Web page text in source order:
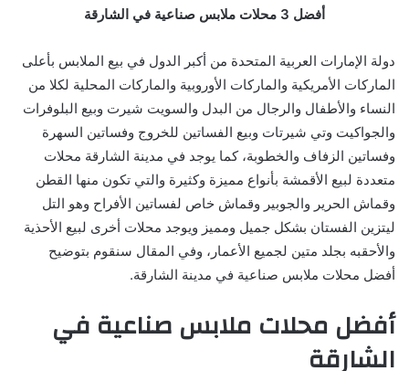
أفضل 3 محلات ملابس صناعية في الشارقة
دولة الإمارات العربية المتحدة من أكبر الدول في بيع الملابس بأعلى
الماركات الأمريكية والماركات الأوروبية والماركات المحلية لكلا من
النساء والأطفال والرجال من البدل والسويت شيرت وبيع البلوفرات
والجواكيت وتي شيرتات وبيع الفساتين للخروج وفساتين السهرة
وفساتين الزفاف والخطوبة، كما يوجد في مدينة الشارقة محلات
متعددة لبيع الأقمشة بأنواع مميزة وكثيرة والتي تكون منها القطن
وقماش الحرير والجوبير وقماش خاص لفساتين الأفراح وهو التل
ليتزين الفستان بشكل جميل ومميز ويوجد محلات أخرى لبيع الأحذية
والأحقبه بجلد متين لجميع الأعمار، وفي المقال سنقوم بتوضيح
أفضل محلات ملابس صناعية في مدينة الشارقة.
أفضل محلات ملابس صناعية في
الشارقة